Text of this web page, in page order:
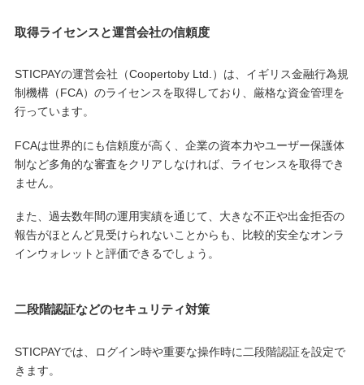
取得ライセンスと運営会社の信頼度
STICPAYの運営会社（Coopertoby Ltd.）は、イギリス金融行為規
制機構（FCA）のライセンスを取得しており、厳格な資金管理を
行っています。
FCAは世界的にも信頼度が高く、企業の資本力やユーザー保護体
制など多角的な審査をクリアしなければ、ライセンスを取得でき
ません。
また、過去数年間の運用実績を通じて、大きな不正や出金拒否の
報告がほとんど見受けられないことからも、比較的安全なオンラ
インウォレットと評価できるでしょう。
二段階認証などのセキュリティ対策
STICPAYでは、ログイン時や重要な操作時に二段階認証を設定で
きます。